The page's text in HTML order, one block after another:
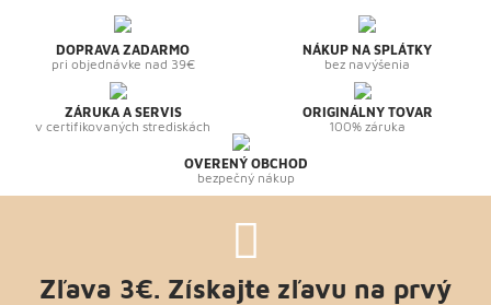
DOPRAVA ZADARMO
pri objednávke nad 39€
NÁKUP NA SPLÁTKY
bez navýšenia
ZÁRUKA A SERVIS
v certifikovaných strediskách
ORIGINÁLNY TOVAR
100% záruka
OVERENÝ OBCHOD
bezpečný nákup
Zľava 3€. Získajte zľavu na prvý